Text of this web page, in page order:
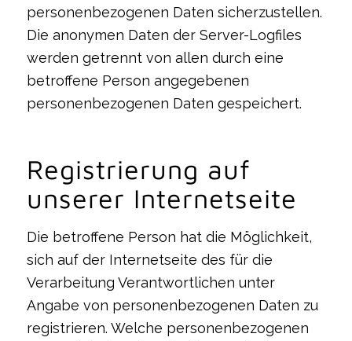
personenbezogenen Daten sicherzustellen.
Die anonymen Daten der Server-Logfiles
werden getrennt von allen durch eine
betroffene Person angegebenen
personenbezogenen Daten gespeichert.
Registrierung auf
unserer Internetseite
Die betroffene Person hat die Möglichkeit,
sich auf der Internetseite des für die
Verarbeitung Verantwortlichen unter
Angabe von personenbezogenen Daten zu
registrieren. Welche personenbezogenen